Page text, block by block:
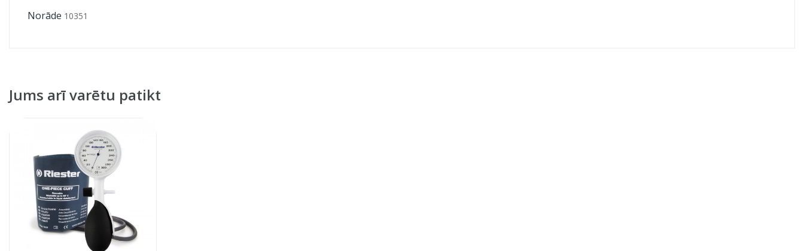
Norāde 10351
Jums arī varētu patikt